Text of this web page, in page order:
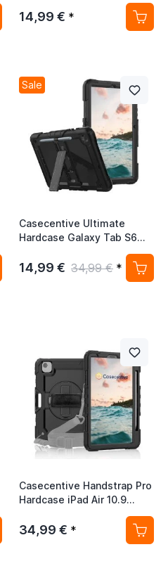
14,99 € *
Sale
Casecentive Ultimate
Hardcase Galaxy Tab S6
Lite 10.4 2020 schwarz
14,99 € 34,99 € *
Casecentive Handstrap Pro
Hardcase iPad Air 10.9
34,99 € *